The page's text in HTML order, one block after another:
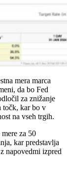
mera marca
da bo Fed
za znižanje
točk, kar bo v
na vseh trgih.
za 50
kar predstavlja
napovedmi izpred